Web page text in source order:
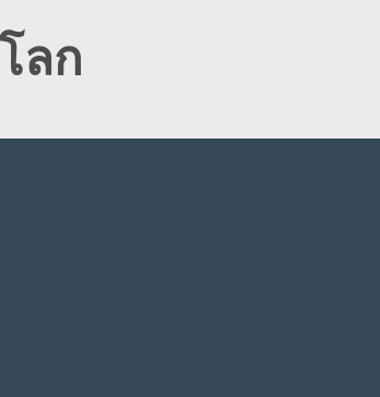
ลก